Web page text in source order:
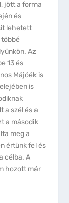
jött a forma
és
lehetett
Az
13 és
Májóék is
is
a szél és a
a második
meg a
értünk fel és
célba. A
hozott már